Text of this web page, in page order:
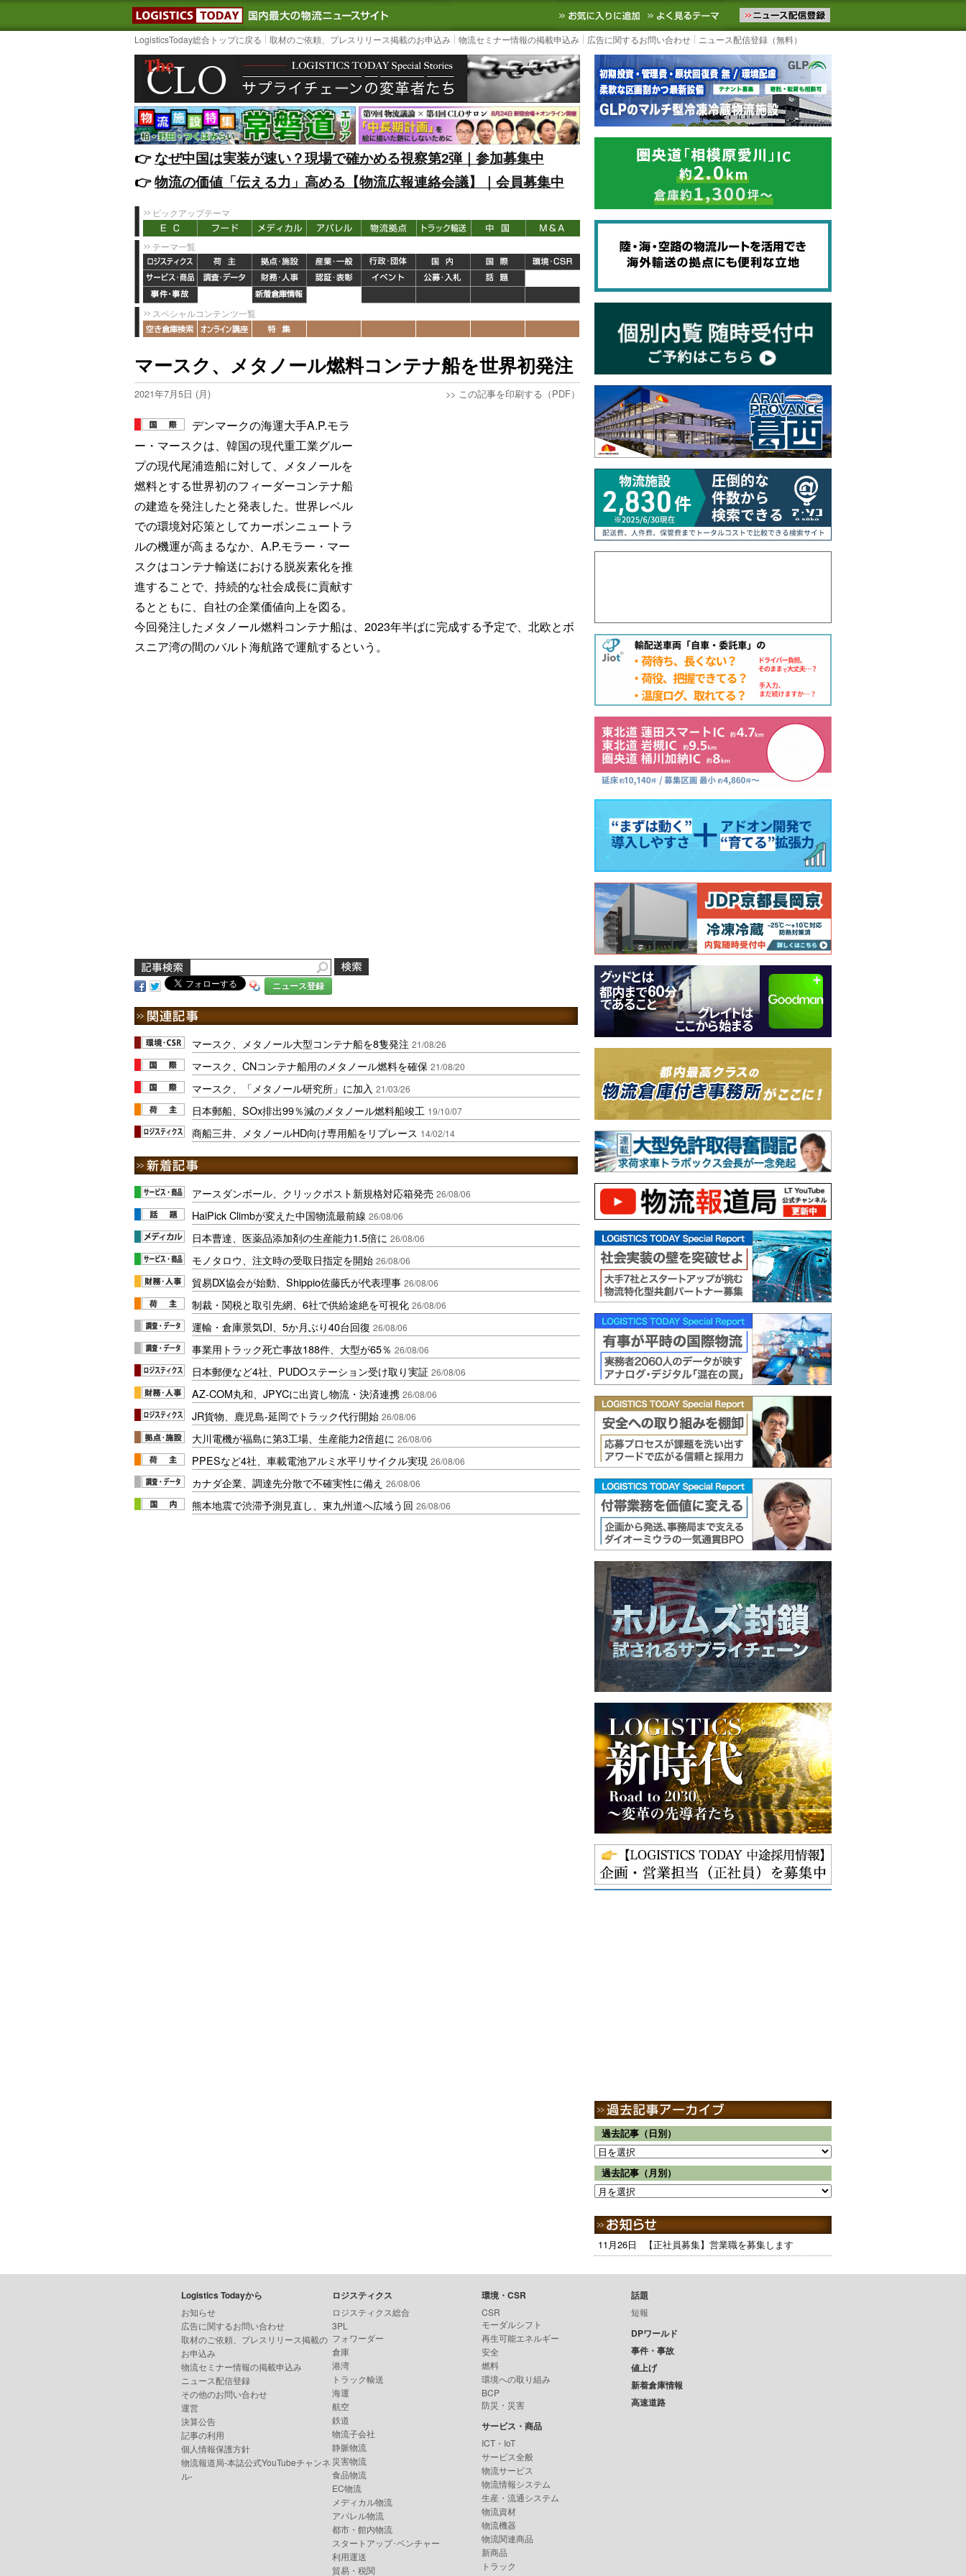
LOGISTICS TODAY｜国内最大の物流ニュースサイト3PL, SCMなど国内外の最新の物流ニュースをお届けします。物流ニュースメール配信を登録す
お気に入りに追加 よく見るテーマ
LogisticsToday総合トップに戻る 取材のご依頼、プレスリリース掲載のお申込み 物流セミナー情報の掲載申込み 広告に関するお問い合わせ ニュース配信登録（無料）
👉️なぜ中国は実装が速い？現場で確かめる視察第2弾｜参加募集中
👉️物流の価値「伝える力」高める【物流広報連絡会議】｜会員募集中
ピックアップテーマ
テーマ一覧
スペシャルコンテンツ一覧
マースク、メタノール燃料コンテナ船を世界初発注
2021年7月5日 (月) >> この記事を印刷する（PDF）
デンマークの海運大手A.P.モラ
ー・マースクは、韓国の現代重工業グルー
プの現代尾浦造船に対して、メタノールを
燃料とする世界初のフィーダーコンテナ船
の建造を発注したと発表した。世界レベル
での環境対応策としてカーボンニュートラ
ルの機運が高まるなか、A.P.モラー・マー
スクはコンテナ輸送における脱炭素化を推
進することで、持続的な社会成長に貢献す
るとともに、自社の企業価値向上を図る。
今回発注したメタノール燃料コンテナ船は、2023年半ばに完成する予定で、北欧とボ
スニア湾の間のバルト海航路で運航するという。
ニュース登録
マースク、メタノール大型コンテナ船を8隻発注 21/08/26
マースク、CNコンテナ船用のメタノール燃料を確保 21/08/20
マースク、「メタノール研究所」に加入 21/03/26
日本郵船、SOx排出99％減のメタノール燃料船竣工 19/10/07
商船三井、メタノールHD向け専用船をリプレース 14/02/14
アースダンボール、クリックポスト新規格対応箱発売 26/08/06
HaiPick Climbが変えた中国物流最前線 26/08/06
日本曹達、医薬品添加剤の生産能力1.5倍に 26/08/06
モノタロウ、注文時の受取日指定を開始 26/08/06
貿易DX協会が始動、Shippio佐藤氏が代表理事 26/08/06
制裁・関税と取引先網、6社で供給途絶を可視化 26/08/06
運輸・倉庫景気DI、5か月ぶり40台回復 26/08/06
事業用トラック死亡事故188件、大型が65％ 26/08/06
日本郵便など4社、PUDOステーション受け取り実証 26/08/06
AZ-COM丸和、JPYCに出資し物流・決済連携 26/08/06
JR貨物、鹿児島-延岡でトラック代行開始 26/08/06
大川電機が福島に第3工場、生産能力2倍超に 26/08/06
PPESなど4社、車載電池アルミ水平リサイクル実現 26/08/06
カナダ企業、調達先分散で不確実性に備え 26/08/06
熊本地震で渋滞予測見直し、東九州道へ広域う回 26/08/06
過去記事（日別）
過去記事（月別）
11月26日 【正社員募集】営業職を募集します
Logistics Todayから
お知らせ
広告に関するお問い合わせ
取材のご依頼、プレスリリース掲載の
お申込み
物流セミナー情報の掲載申込み
ニュース配信登録
その他のお問い合わせ
運営
決算公告
記事の利用
個人情報保護方針
物流報道局-本誌公式YouTubeチャンネ
ル-
ロジスティクス
ロジスティクス総合
3PL
フォワーダー
倉庫
港湾
トラック輸送
海運
航空
鉄道
物流子会社
静脈物流
災害物流
食品物流
EC物流
メディカル物流
アパレル物流
都市・館内物流
スタートアップ･ベンチャー
利用運送
貿易・税関
環境・CSR
CSR
モーダルシフト
再生可能エネルギー
安全
燃料
環境への取り組み
BCP
防災・災害
サービス・商品
ICT・IoT
サービス全般
物流サービス
物流情報システム
生産・流通システム
物流資材
物流機器
物流関連商品
新商品
トラック
話題
短報
DPワールド
事件・事故
値上げ
新着倉庫情報
高速道路